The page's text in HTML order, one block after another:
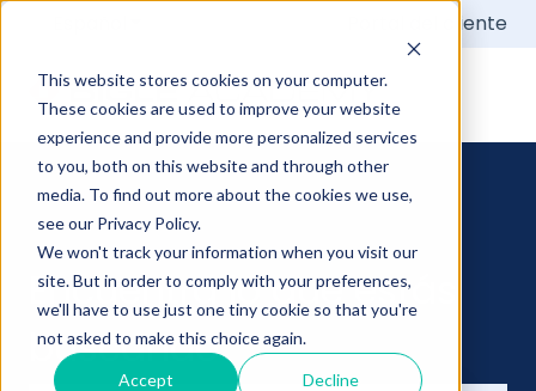
This website stores cookies on your computer.
These cookies are used to improve your website
experience and provide more personalized services
to you, both on this website and through other
media. To find out more about the cookies we use,
see our Privacy Policy.
We won't track your information when you visit our
site. But in order to comply with your preferences,
we'll have to use just one tiny cookie so that you're
not asked to make this choice again.
Accept Decline
Traducciones de Mostrar submenú de
Portal del cliente
Encuentra lo que estás
buscando